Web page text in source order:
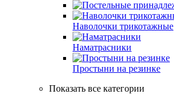
Наволочки трикотажные
Наматрасники
Простыни на резинке
Показать все категории